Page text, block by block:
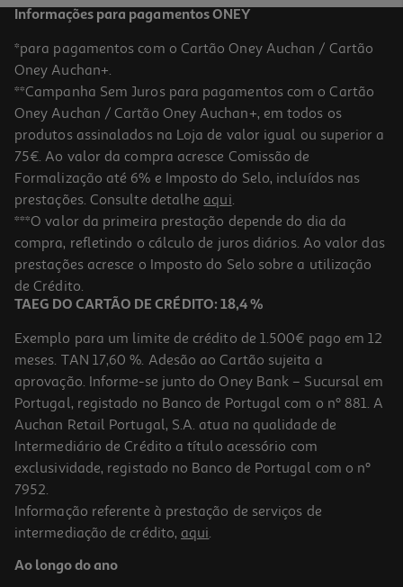
Informações para pagamentos ONEY
*para pagamentos com o Cartão Oney Auchan / Cartão
Oney Auchan+.
**Campanha Sem Juros para pagamentos com o Cartão
Oney Auchan / Cartão Oney Auchan+, em todos os
produtos assinalados na Loja de valor igual ou superior a
75€. Ao valor da compra acresce Comissão de
Formalização até 6% e Imposto do Selo, incluídos nas
prestações. Consulte detalhe aqui.
***O valor da primeira prestação depende do dia da
compra, refletindo o cálculo de juros diários. Ao valor das
prestações acresce o Imposto do Selo sobre a utilização
de Crédito.
TAEG DO CARTÃO DE CRÉDITO: 18,4 %
Exemplo para um limite de crédito de 1.500€ pago em 12
meses. TAN 17,60 %. Adesão ao Cartão sujeita a
aprovação. Informe-se junto do Oney Bank – Sucursal em
Portugal, registado no Banco de Portugal com o nº 881. A
Auchan Retail Portugal, S.A. atua na qualidade de
Intermediário de Crédito a título acessório com
exclusividade, registado no Banco de Portugal com o nº
7952.
Informação referente à prestação de serviços de
intermediação de crédito, aqui.
Ao longo do ano